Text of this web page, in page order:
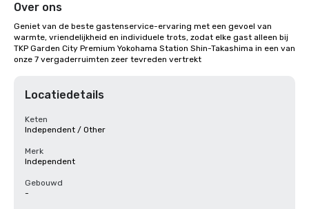
Over ons
Geniet van de beste gastenservice-ervaring met een gevoel van
warmte, vriendelijkheid en individuele trots, zodat elke gast alleen bij
TKP Garden City Premium Yokohama Station Shin-Takashima in een van
onze 7 vergaderruimten zeer tevreden vertrekt
Locatiedetails
Keten
Independent / Other
Merk
Independent
Gebouwd
-